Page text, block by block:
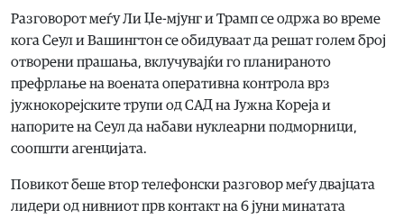
Разговорот меѓу Ли Џе-мјунг и Трамп се одржа во време
кога Сеул и Вашингтон се обидуваат да решат голем број
отворени прашања, вклучувајќи го планираното
префрлање на воената оперативна контрола врз
јужнокорејските трупи од САД на Јужна Кореја и
напорите на Сеул да набави нуклеарни подморници,
соопшти агенцијата.
Повикот беше втор телефонски разговор меѓу двајцата
лидери од нивниот прв контакт на 6 јуни минатата